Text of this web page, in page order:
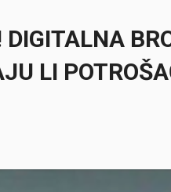
DIGITALNA
LI